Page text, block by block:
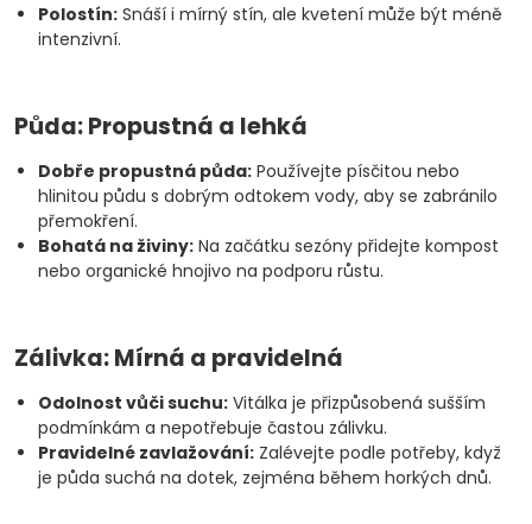
Polostín: Snáší i mírný stín, ale kvetení může být méně
intenzivní.
Půda: Propustná a lehká
Dobře propustná půda: Používejte písčitou nebo
hlinitou půdu s dobrým odtokem vody, aby se zabránilo
přemokření.
Bohatá na živiny: Na začátku sezóny přidejte kompost
nebo organické hnojivo na podporu růstu.
Zálivka: Mírná a pravidelná
Odolnost vůči suchu: Vitálka je přizpůsobená sušším
podmínkám a nepotřebuje častou zálivku.
Pravidelné zavlažování: Zalévejte podle potřeby, když
je půda suchá na dotek, zejména během horkých dnů.